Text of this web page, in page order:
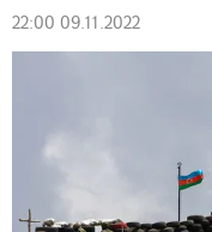
22:00 09.11.2022